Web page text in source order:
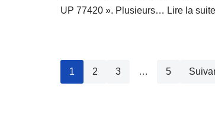
UP 77420 ». Plusieurs… Lire la
1 2 3 … 5